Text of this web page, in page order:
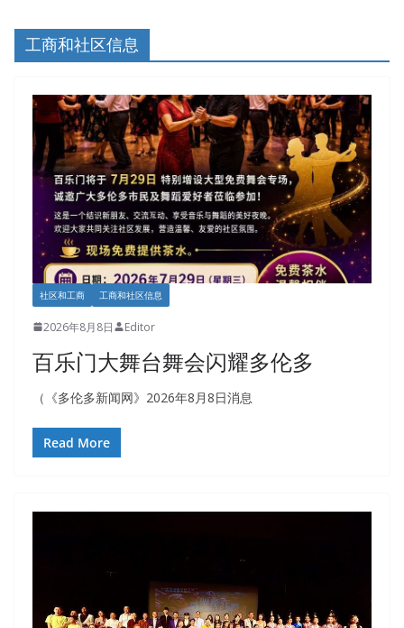
工商和社区信息
社区和工商 工商和社区信息
2026年8月8日 Editor
百乐门大舞台舞会闪耀多伦多
（《多伦多新闻网》2026年8月8日消息
Read More